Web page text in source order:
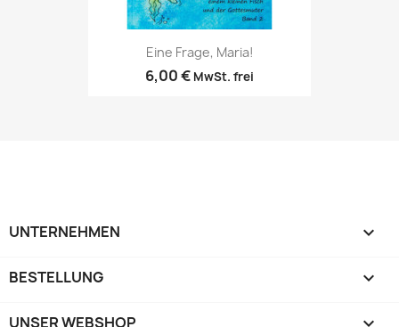
Eine Frage, Maria!
6,00 € MwSt. frei
UNTERNEHMEN 
BESTELLUNG 
UNSER WEBSHOP